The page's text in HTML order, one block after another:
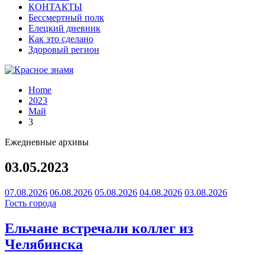
КОНТАКТЫ
Бессмертный полк
Елецкий дневник
Как это сделано
Здоровый регион
Home
2023
Май
3
Ежедневные архивы
03.05.2023
07.08.2026 06.08.2026 05.08.2026 04.08.2026 03.08.2026
Гость города
Ельчане встречали коллег из
Челябинска